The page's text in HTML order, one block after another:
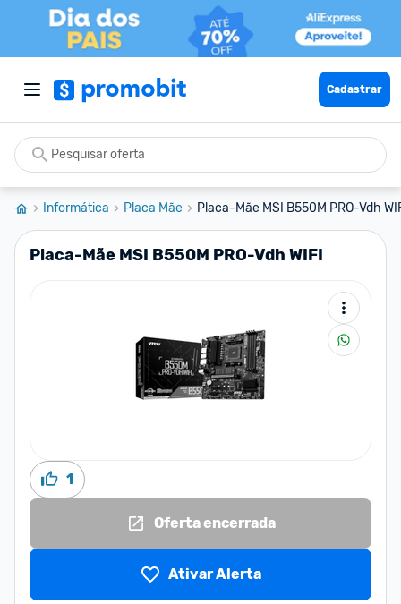
Cadastrar
Informática Placa Mãe Placa-Mãe MSI B550M PRO-Vdh
Placa-Mãe MSI B550M PRO-Vdh WIFI
1
Oferta encerrada
Ativar Alerta